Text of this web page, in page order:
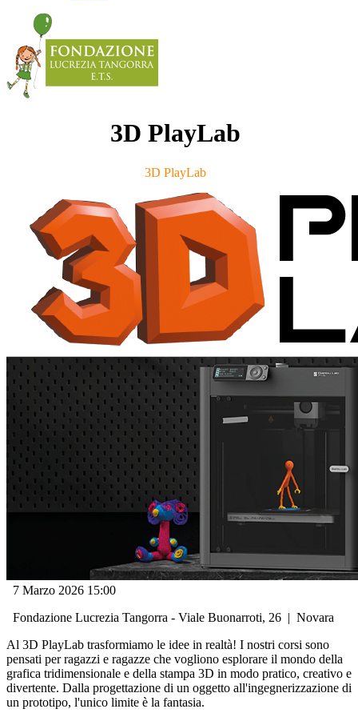
3D PlayLab
3D PlayLab
7 Marzo 2026 15:00
Fondazione Lucrezia Tangorra - Viale Buonarroti, 26 | Novara
Al 3D PlayLab trasformiamo le idee in realtà! I nostri corsi sono
pensati per ragazzi e ragazze che vogliono esplorare il mondo della
grafica tridimensionale e della stampa 3D in modo pratico, creativo e
divertente. Dalla progettazione di un oggetto all'ingegnerizzazione di
un prototipo, l'unico limite è la fantasia.